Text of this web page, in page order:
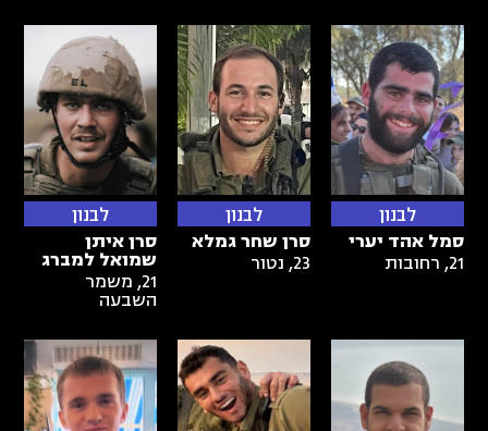
לבנון
סמל אהד יערי
21
, רחובות
לבנון
סרן שחר גמלא
23
, נטור
לבנון
סרן איתן
שמואל למברג
21
, משמר
השבעה